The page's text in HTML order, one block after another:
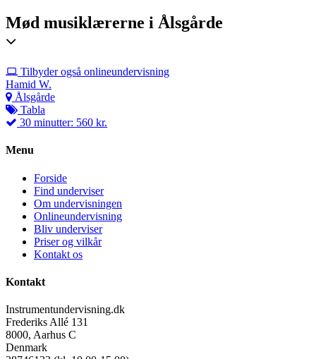
Mød musiklærerne i Ålsgårde
Tilbyder også onlineundervisning
Hamid W.
Ålsgårde
Tabla
30 minutter: 560 kr.
Menu
Forside
Find underviser
Om undervisningen
Onlineundervisning
Bliv underviser
Priser og vilkår
Kontakt os
Kontakt
Instrumentundervisning.dk
Frederiks Allé 131
8000, Aarhus C
Denmark